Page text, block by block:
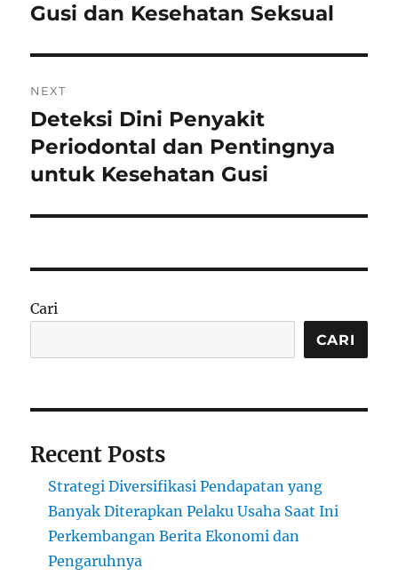
post:
Gusi dan Kesehatan Seksual
NEXT
Next
post:
Deteksi Dini Penyakit
Periodontal dan Pentingnya
untuk Kesehatan Gusi
Cari
CARI
Recent Posts
Strategi Diversifikasi Pendapatan yang
Banyak Diterapkan Pelaku Usaha Saat Ini
Perkembangan Berita Ekonomi dan
Pengaruhnya